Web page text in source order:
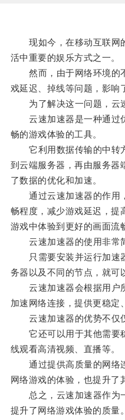
现如今，在移动互联网
活中重要的娱乐方式之一。
然而，由于网络环境的
戏延迟、掉线等问题，影响
为了解决这一问题，云速
云速加速器是一种通过
畅的游戏体验的工具。
它利用数据传输的中转
到云端服务器，再由服务器
了数据的优化和加速。
通过云速加速器的作用
畅程度，减少游戏延迟，提
游戏中体验到更好的画面流
云速加速器的使用非常
只需要安装并运行加速
务器以及不同的节点，就可
云速加速器会根据用户
加速网络连接，提供更稳定
云速加速器的优势不仅仅
它还可以用于其他需要
线观看高清视频、直播等。
通过提供高质量的网络
网络游戏的体验，也提升了
总之，云速加速器作为
提升了网络游戏体验的质量。